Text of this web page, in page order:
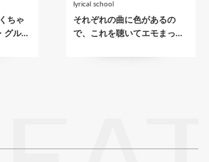
ちゃ
グル…
lyrical school
それぞれの曲に色があるの
で、これを聴いてエモまっ…